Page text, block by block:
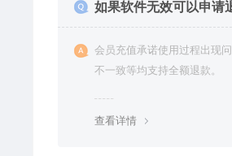
如果软件无效可以申请
会员充值承诺使用过程出现
不一致等均支持全额退款。
查看详情